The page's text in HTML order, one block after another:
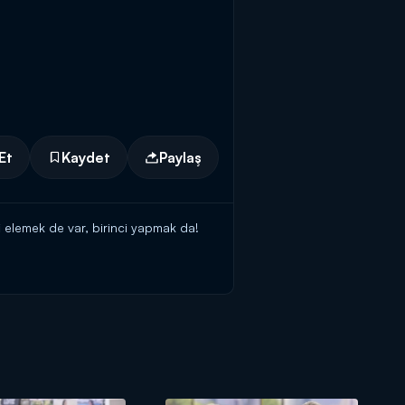
Kaydet Paylaş
elemek de var, birinci yapmak da!
vermek için kendisine